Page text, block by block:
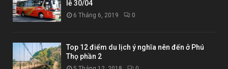
lễ 30/04
6 Tháng 6, 2019 0
Top 12 điểm du lịch ý nghĩa nên đến ở Phú
Thọ phần 2